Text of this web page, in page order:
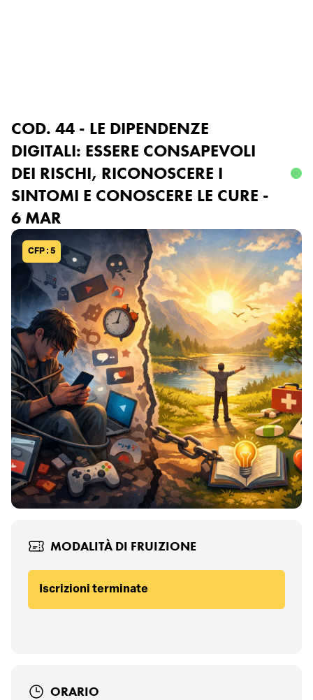
COD. 44 - LE DIPENDENZE
DIGITALI: ESSERE CONSAPEVOLI
DEI RISCHI, RICONOSCERE I
SINTOMI E CONOSCERE LE CURE -
6 MAR
CFP : 5
MODALITÀ DI FRUIZIONE
Iscrizioni terminate
ORARIO